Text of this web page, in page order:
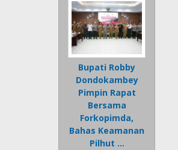
Bupati Robby
Dondokambey
Pimpin Rapat
Bersama
Forkopimda,
Bahas Keamanan
Pilhut …